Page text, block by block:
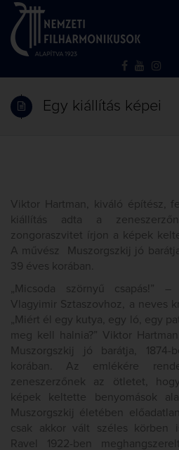
Egy kiállítás képei
Viktor Hartman, kiváló építész,
kiállítás adta a
zongoraszvitet írjon a képek
A művész Muszorgszkij jó
39 éves korában.
„Micsoda szörnyű csapás!”
Vlagyimir Sztaszovhoz, a neves
„Miért él egy kutya, egy ló, egy
meg kell halnia?” Viktor
Muszorgszkij jó barátja,
korában. Az emlékére
zeneszerzőnek az ötletet,
képek keltette benyomások
Muszorgszkij életében
csak akkor vált széles körben
Ravel 1922-ben